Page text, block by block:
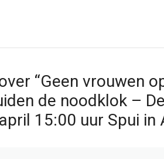
“Geen vrouwen
de noodklok –
15:00 uur Spui in